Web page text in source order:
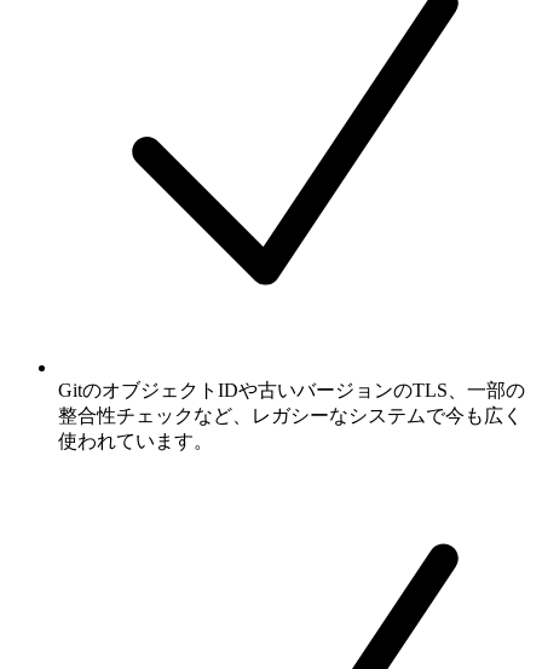
GitのオブジェクトIDや古いバージョンのTLS、一部の
整合性チェックなど、レガシーなシステムで今も広く
使われています。